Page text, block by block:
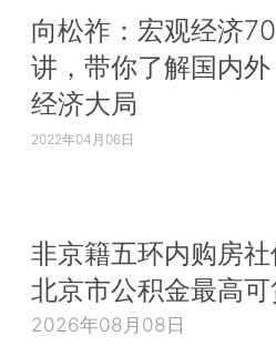
向松祚：宏观经济70
讲，带你了解国内外
经济大局
2022年04月06日
非京籍五环内购房
北京市公积金最高
2026年08月08日